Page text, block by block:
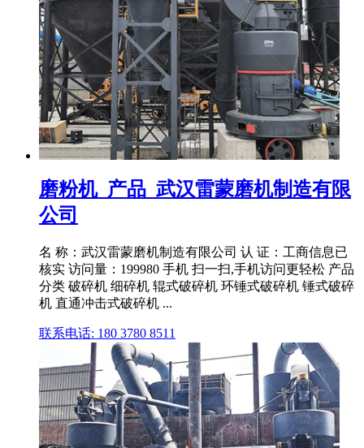
磨粉机_产品_武汉雷蒙磨机制造有限
公司
名 称：武汉雷蒙磨机制造有限公司 认 证：工商信息已
核实 访问量：199980 手机 扫一扫,手机访问更轻松 产品
分类 破碎机 细碎机 辊式破碎机 环锤式破碎机 锤式破碎
机 直通冲击式破碎机 ...
联系电话: 180 3780 8511